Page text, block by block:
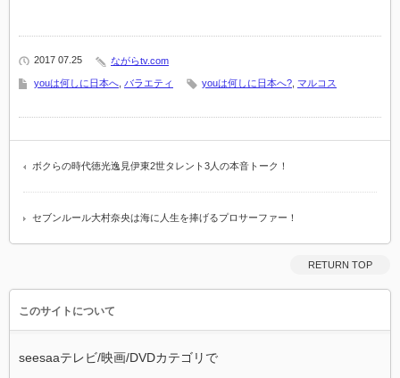
2017 07.25 ながらtv.com
youは何しに日本へ バラエティ youは何しに日本へ? マルコス
ボクらの時代徳光逸見伊東2世タレント3人の本音トーク！
セブンルール大村奈央は海に人生を捧げるプロサーファー！
RETURN TOP
このサイトについて
seesaaテレビ/映画/DVDカテゴリで